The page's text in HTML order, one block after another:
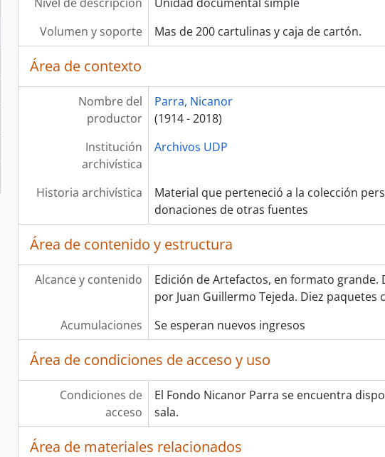
Volumen y soporte
Mas de 200 cartulinas y caja de cartón.
Área de contexto
Nombre del
productor
Parra, Nicanor
(1914 - 2018)
Institución
archivística
Archivos UDP
Historia archivística
Material que perteneció a la colección
donaciones de otras fuentes
Área de contenido y estructura
Alcance y contenido
Edición de Artefactos, en formato grande.
por Juan Guillermo Tejeda. Diez paquetes
Acumulaciones
Se esperan nuevos ingresos
Área de condiciones de acceso y uso
Condiciones de
acceso
El Fondo Nicanor Parra se encuentra
sala.
Área de materiales relacionados